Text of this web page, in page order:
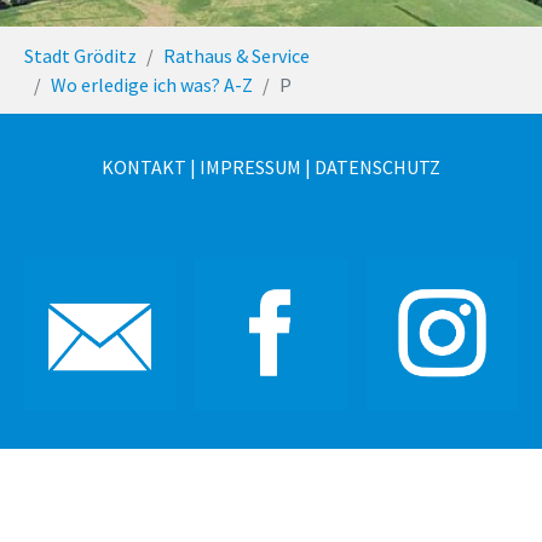
Stadt Gröditz
Rathaus & Service
Wo erledige ich was? A-Z
P
KONTAKT | IMPRESSUM | DATENSCHUTZ